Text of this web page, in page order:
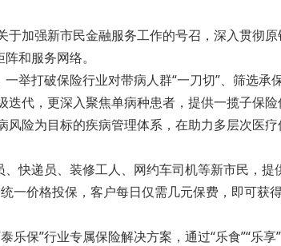
加强新市民金融服务工作的号召，深入贯彻
和服务网络。
举打破保险行业对带病人群“一刀切”、筛选
代，更深入聚焦单病种患者，提供一揽子保
险为目标的疾病管理体系，在助力多层次医
快递员、装修工人、网约车司机等新市民，
一价格投保，客户每日仅需几元保费，即可
保”行业专属保险解决方案，通过“乐食”“乐